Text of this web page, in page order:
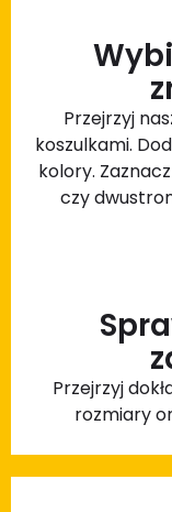
Przejrzyj
koszulkami.
kolory.
czy
Przejrzyj
rozmiary